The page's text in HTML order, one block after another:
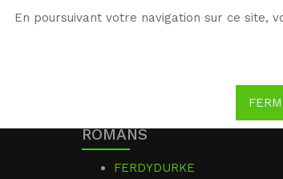
En poursuivant votre navigation sur ce site,
ROMANS
FERDYDURKE